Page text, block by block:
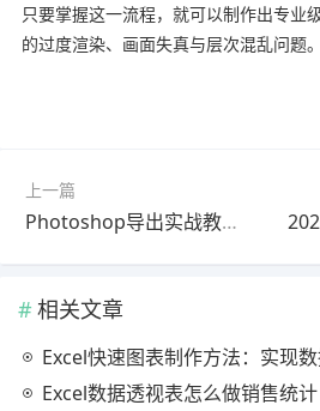
只要掌握这一流程，就可以制作出专业
的过度渲染、画面失真与层次混乱问题。
上一篇
Photoshop导出实战教程2026最新版新手必看
相关文章
Excel快速图表制作方法：实现
Excel数据透视表怎么做销售统计：实现